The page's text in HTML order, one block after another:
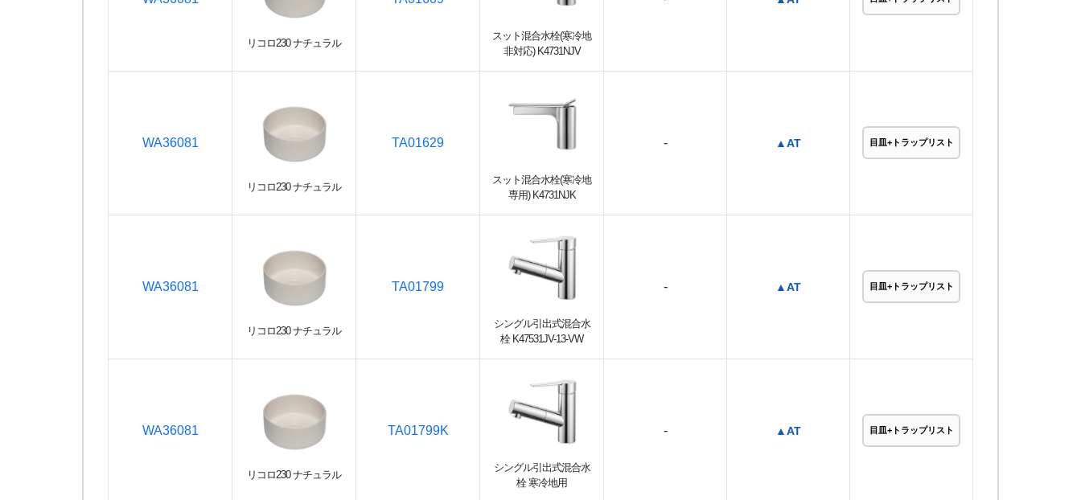
リコロ230 ナチュラル
スット混合水栓(寒冷地
非対応) K4731NJV
WA36081
リコロ230 ナチュラル
TA01629
スット混合水栓(寒冷地
専用) K4731NJK
- ▲AT 目皿+トラップリスト
WA36081
リコロ230 ナチュラル
TA01799
シングル引出式混合水
栓 K47531JV-13-VW
- ▲AT 目皿+トラップリスト
WA36081
リコロ230 ナチュラル
TA01799K
シングル引出式混合水
栓 寒冷地用
- ▲AT 目皿+トラップリスト